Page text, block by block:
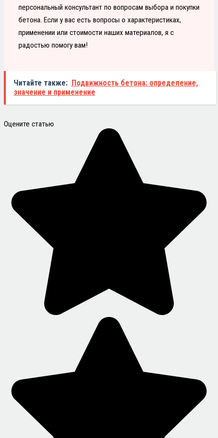
персональный консультант по вопросам выбора и покупки
бетона. Если у вас есть вопросы о характеристиках,
применении или стоимости наших материалов, я с
радостью помогу вам!
Читайте также:
Подвижность бетона: определение,
значение и применение
Оцените статью